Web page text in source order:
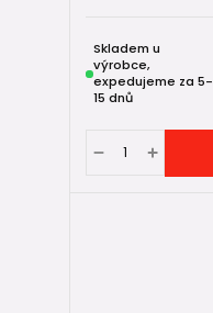
Skladem u
výrobce,
expedujeme za 5-
15 dnů